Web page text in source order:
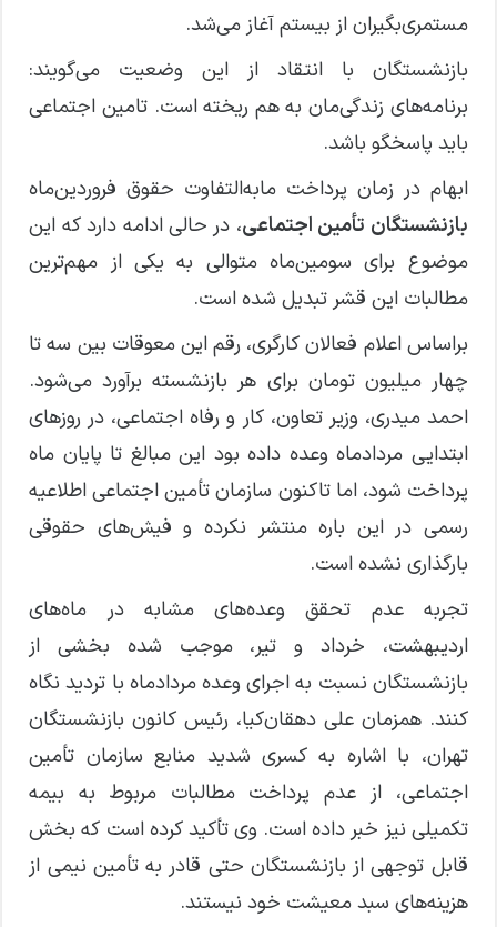
مستمری‌بگیران از بیستم آغاز می‌شد.
بازنشستگان با انتقاد از این وضعیت می‌گویند:
برنامه‌های زندگی‌مان به هم ریخته است. تامین اجتماعی
باید پاسخگو باشد.
ابهام در زمان پرداخت مابه‌التفاوت حقوق فروردین‌ماه
بازنشستگان تأمین اجتماعی، در حالی ادامه دارد که این
موضوع برای سومین‌ماه متوالی به یکی از مهم‌ترین
مطالبات این قشر تبدیل شده است.
براساس اعلام فعالان کارگری، رقم این معوقات بین سه تا
چهار میلیون تومان برای هر بازنشسته برآورد می‌شود.
احمد میدری، وزیر تعاون، کار و رفاه اجتماعی، در روزهای
ابتدایی مردادماه وعده داده بود این مبالغ تا پایان ماه
پرداخت شود، اما تاکنون سازمان تأمین اجتماعی اطلاعیه
رسمی در این باره منتشر نکرده و فیش‌های حقوقی
بارگذاری نشده است.
تجربه عدم تحقق وعده‌های مشابه در ماه‌های
اردیبهشت، خرداد و تیر، موجب شده بخشی از
بازنشستگان نسبت به اجرای وعده مردادماه با تردید نگاه
کنند. همزمان علی دهقان‌کیا، رئیس کانون بازنشستگان
تهران، با اشاره به کسری شدید منابع سازمان تأمین
اجتماعی، از عدم پرداخت مطالبات مربوط به بیمه
تکمیلی نیز خبر داده است. وی تأکید کرده است که بخش
قابل توجهی از بازنشستگان حتی قادر به تأمین نیمی از
هزینه‌های سبد معیشت خود نیستند.